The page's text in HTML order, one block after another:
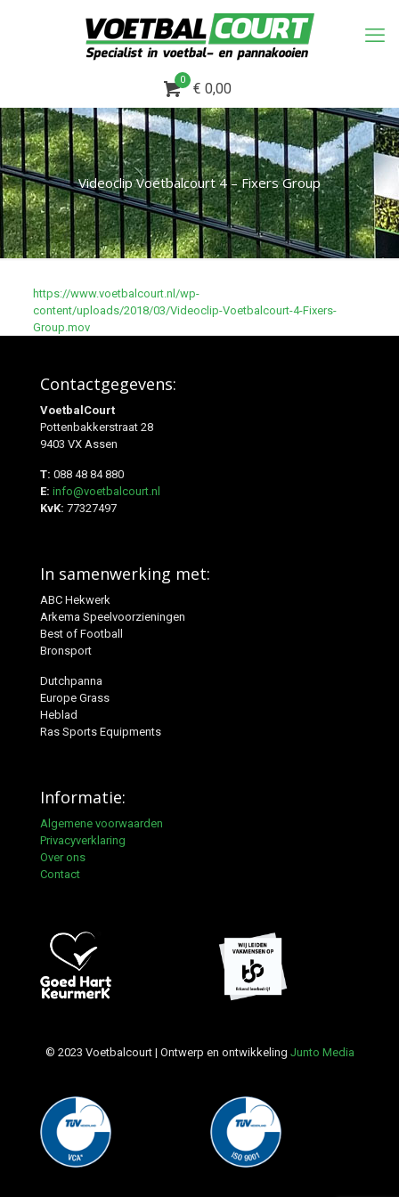
0
€ 0,00
Videoclip Voetbalcourt 4 – Fixers Group
https://www.voetbalcourt.nl/wp-
content/uploads/2018/03/Videoclip-Voetbalcourt-4-Fixers-
Group.mov
Contactgegevens:
VoetbalCourt
Pottenbakkerstraat 28
9403 VX Assen
T: 088 48 84 880
E: info@voetbalcourt.nl
KvK: 77327497
In samenwerking met:
ABC Hekwerk
Arkema Speelvoorzieningen
Best of Football
Bronsport
Dutchpanna
Europe Grass
Heblad
Ras Sports Equipments
Informatie:
Algemene voorwaarden
Privacyverklaring
Over ons
Contact
© 2023 Voetbalcourt | Ontwerp en ontwikkeling Junto Media